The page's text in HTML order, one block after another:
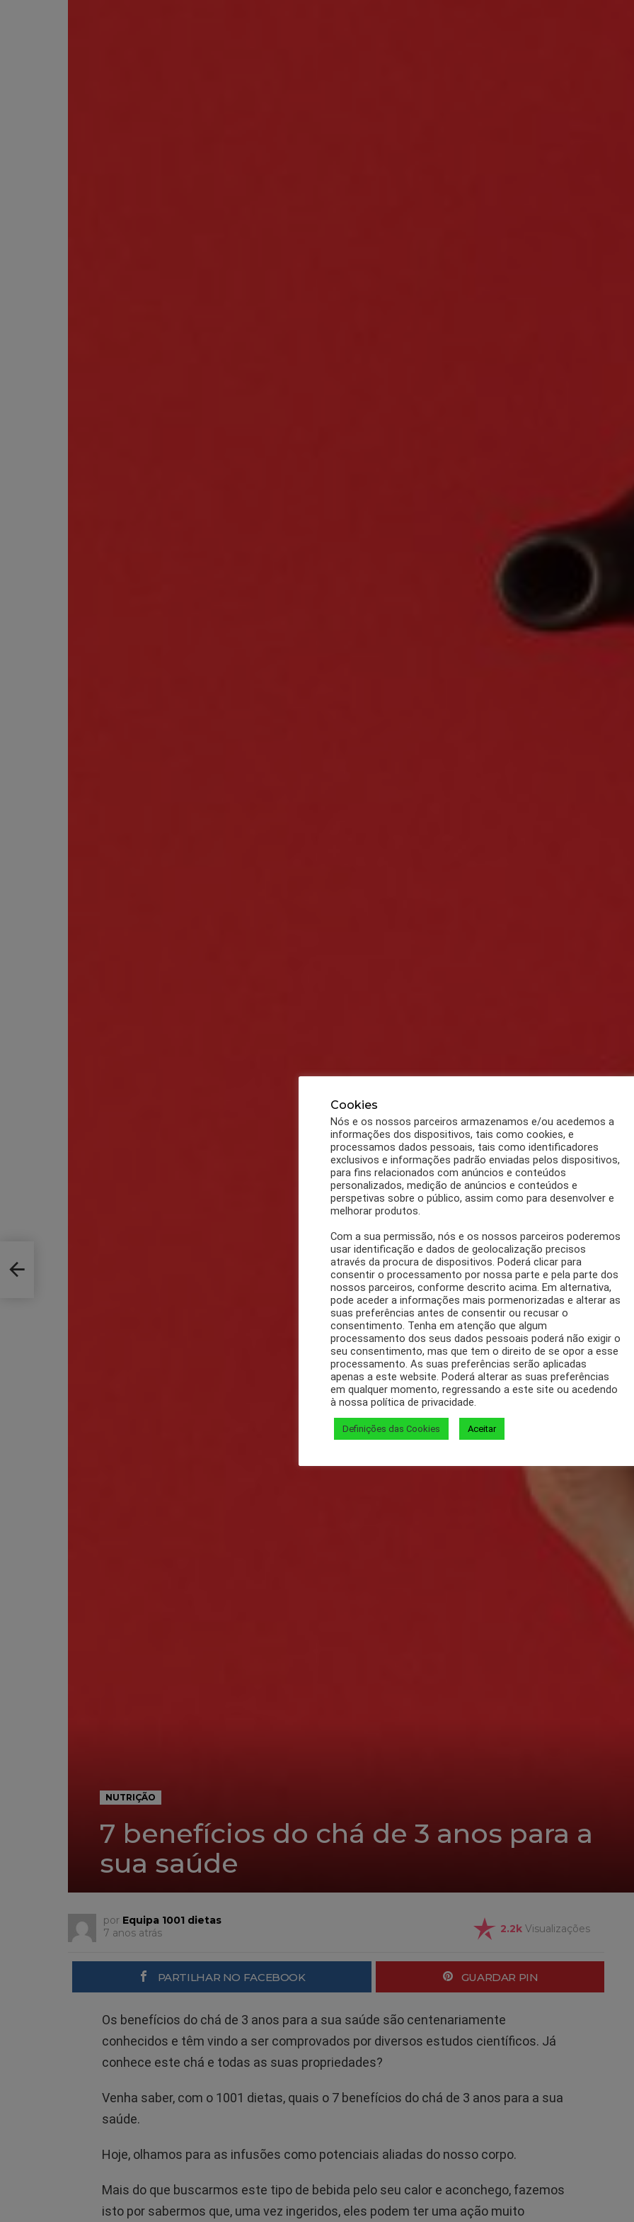
NUTRIÇÃO
7 benefícios do chá de 3 anos para a
sua saúde
por Equipa 1001 dietas
7 anos atrás
2.2k Visualizações
PARTILHAR NO FACEBOOK GUARDAR PIN
Os benefícios do chá de 3 anos para a sua saúde são centenariamente
conhecidos e têm vindo a ser comprovados por diversos estudos científicos. Já
conhece este chá e todas as suas propriedades?
Venha saber, com o 1001 dietas, quais o 7 benefícios do chá de 3 anos para a sua
saúde.
Hoje, olhamos para as infusões como potenciais aliadas do nosso corpo.
Mais do que buscarmos este tipo de bebida pelo seu calor e aconchego, fazemos
isto por sabermos que, uma vez ingeridos, eles podem ter uma ação muito
Cookies
Nós e os nossos parceiros armazenamos e/ou acedemos a
informações dos dispositivos, tais como cookies, e
processamos dados pessoais, tais como identificadores
exclusivos e informações padrão enviadas pelos dispositivos,
para fins relacionados com anúncios e conteúdos
personalizados, medição de anúncios e conteúdos e
perspetivas sobre o público, assim como para desenvolver e
melhorar produtos.
Com a sua permissão, nós e os nossos parceiros poderemos
usar identificação e dados de geolocalização precisos
através da procura de dispositivos. Poderá clicar para
consentir o processamento por nossa parte e pela parte dos
nossos parceiros, conforme descrito acima. Em alternativa,
pode aceder a informações mais pormenorizadas e alterar as
suas preferências antes de consentir ou recusar o
consentimento. Tenha em atenção que algum
processamento dos seus dados pessoais poderá não exigir o
seu consentimento, mas que tem o direito de se opor a esse
processamento. As suas preferências serão aplicadas
apenas a este website. Poderá alterar as suas preferências
em qualquer momento, regressando a este site ou acedendo
à nossa política de privacidade.
Definições das Cookies Aceitar